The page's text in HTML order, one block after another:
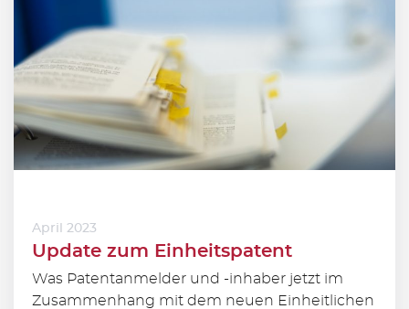
April 2023
Update zum Einheitspatent
Was Patentanmelder und -inhaber jetzt im
Zusammenhang mit dem neuen Einheitlichen